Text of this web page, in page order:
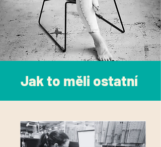
Jak to měli ostatní